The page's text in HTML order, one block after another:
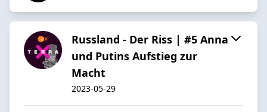
Russland - Der Riss | #5 Anna
und Putins Aufstieg zur
Macht
2023-05-29